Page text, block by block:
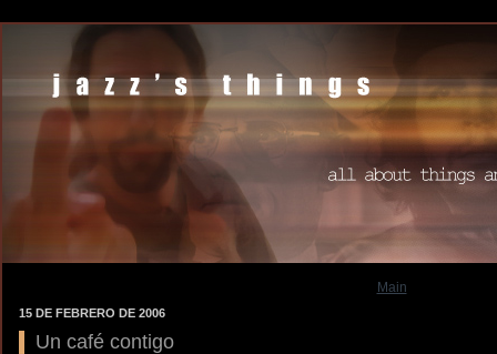
Main
15 DE FEBRERO DE 2006
Un café contigo